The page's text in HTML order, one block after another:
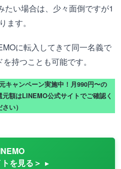
たい場合は、少々面倒ですが1
ます。
に転入してきて同一名義で
持つことも可能です。
キャンペーン実施中！月990円〜の
額はLINEMO公式サイトでご確認く
さい）
を見る＞